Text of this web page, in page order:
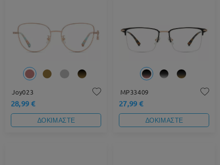
Joy023
28,99 €
ΔΟΚΙΜΑΣΤΕ
MP33409
27,99 €
ΔΟΚΙΜΑΣΤΕ